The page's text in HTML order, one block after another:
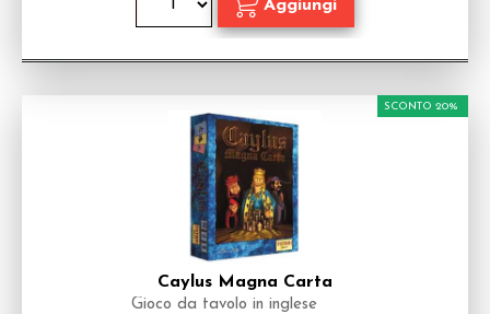
Caylus Magna Carta
Gioco da tavolo in inglese
SCONTO 20%